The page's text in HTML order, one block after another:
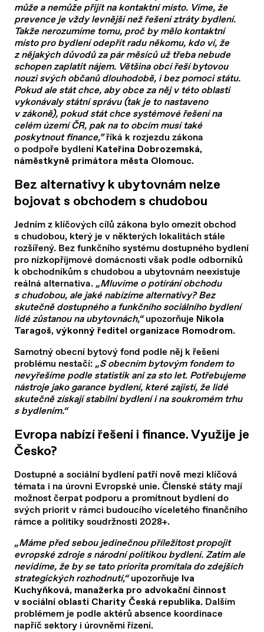
může a nemůže přijít na kontaktní místo. Víme, že
prevence je vždy levnější než řešení ztráty bydlení.
Takže nerozumíme tomu, proč by mělo kontaktní
místo pro bydlení odepřít radu někomu, kdo ví, že
z nějakých důvodů za pár měsíců už třeba nebude
schopen zaplatit nájem. Většina obcí řeší bytovou
nouzi svých občanů dlouhodobě, i bez pomoci státu.
Pokud ale stát chce, aby obce za něj v této oblasti
vykonávaly státní správu (tak je to nastaveno
v zákoně), pokud stát chce systémové řešení na
celém území ČR, pak na to obcím musí také
poskytnout finance,”říká k rozjezdu zákona
o podpoře bydlení Kateřina Dobrozemská,
náměstkyně primátora města Olomouc.
Bez alternativy k ubytovnám nelze
bojovat s obchodem s chudobou
Jedním z klíčových cílů zákona bylo omezit obchod
s chudobou, který je v některých lokalitách stále
rozšířený. Bez funkčního systému dostupného bydlení
pro nízkopříjmové domácnosti však podle odborníků
k obchodníkům s chudobou a ubytovnám neexistuje
reálná alternativa. „Mluvíme o potírání obchodu
s chudobou, ale jaké nabízíme alternativy? Bez
skutečně dostupného a funkčního sociálního bydlení
lidé zůstanou na ubytovnách,“upozorňuje Nikola
Taragoš, výkonný ředitel organizace Romodrom.
Samotný obecní bytový fond podle něj k řešení
problému nestačí: „S obecním bytovým fondem to
nevyřešíme podle statistik ani za sto let. Potřebujeme
nástroje jako garance bydlení, které zajistí, že lidé
skutečně získají stabilní bydlení i na soukromém trhu
s bydlením.“
Evropa nabízí řešení i finance. Využije je
Česko?
Dostupné a sociální bydlení patří nově mezi klíčová
témata i na úrovni Evropské unie. Členské státy mají
možnost čerpat podporu a promítnout bydlení do
svých priorit v rámci budoucího víceletého finančního
rámce a politiky soudržnosti 2028+.
„Máme před sebou jedinečnou příležitost propojit
evropské zdroje s národní politikou bydlení. Zatím ale
nevidíme, že by se tato priorita promítala do zdejších
strategických rozhodnutí,“upozorňuje Iva
Kuchyňková, manažerka pro advokační činnost
v sociální oblasti Charity Česká republika. Dalším
problémem je podle aktérů absence koordinace
napříč sektory i úrovněmi řízení.